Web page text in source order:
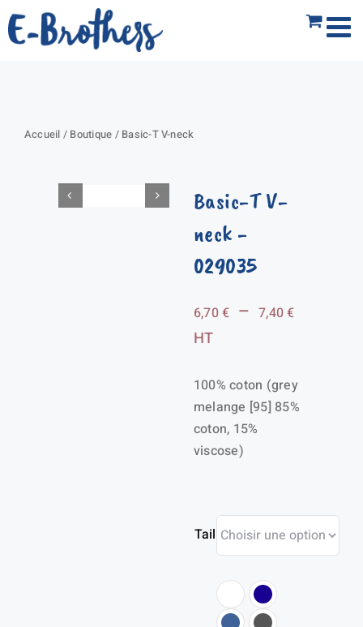
Passer
au
Accueil / Boutique / Basic-T V-neck
Basic-T V-
neck-
029035
6,70€ – 7,40€Plage
6,70 €
à
HT
100% coton (grey
melange [95] 85%
coton, 15%
viscose)
Taille